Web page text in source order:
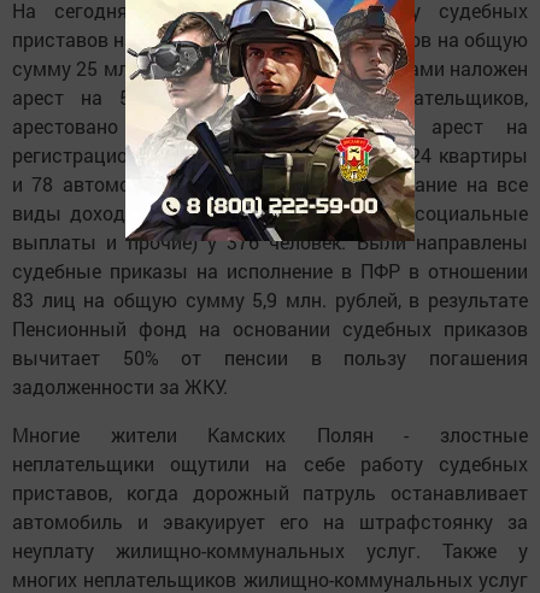
На сегодняшний день в исполнении у судебных
приставов находятся 324 судебных приказов на общую
сумму 25 млн. рублей. Судебными приставами наложен
арест на 558 банковских счетов неплательщиков,
арестовано 30 автомобилей, наложен арест на
регистрационные действия в отношении 324 квартиры
и 78 автомобилей. Также наложено взыскание на все
виды доходов (заработная плата, пенсии, социальные
выплаты и прочие) у 376 человек. Были направлены
судебные приказы на исполнение в ПФР в отношении
83 лиц на общую сумму 5,9 млн. рублей, в результате
Пенсионный фонд на основании судебных приказов
вычитает 50% от пенсии в пользу погашения
задолженности за ЖКУ.
Многие жители Камских Полян - злостные
неплательщики ощутили на себе работу судебных
приставов, когда дорожный патруль останавливает
автомобиль и эвакуирует его на штрафстоянку за
неуплату жилищно-коммунальных услуг. Также у
многих неплательщиков жилищно-коммунальных услуг